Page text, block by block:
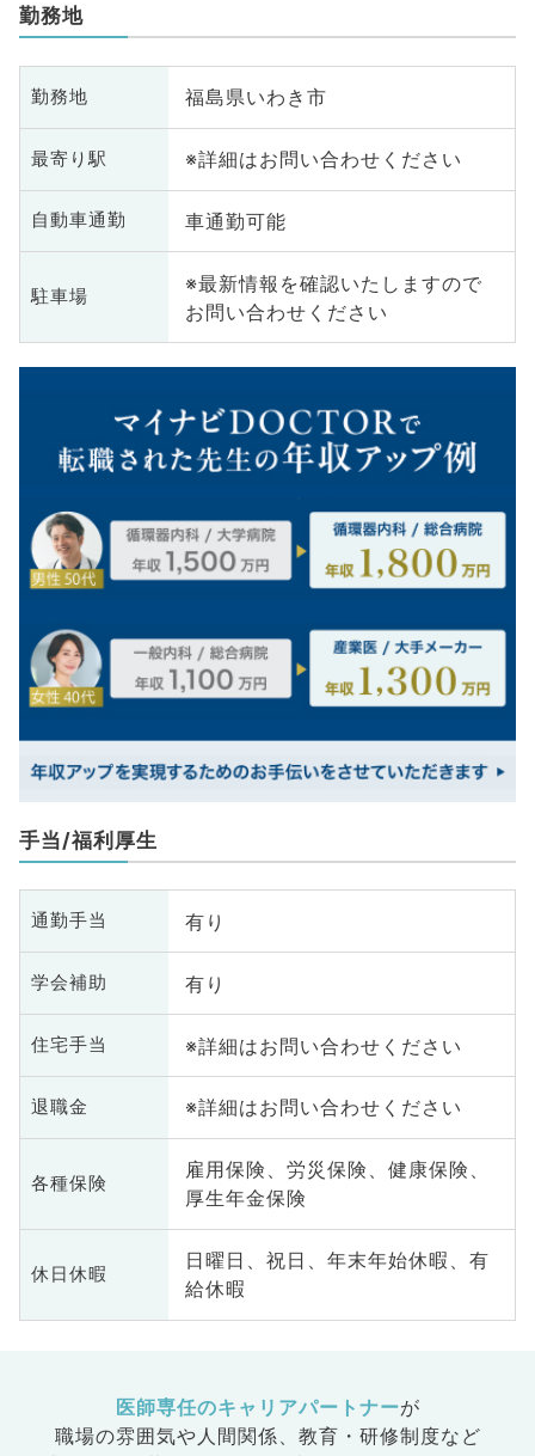
勤務地
勤務地 福島県いわき市
最寄り駅 ※詳細はお問い合わせください
自動車通勤 車通勤可能
駐車場
※最新情報を確認いたしますので
お問い合わせください
手当/福利厚生
通勤手当 有り
学会補助 有り
住宅手当 ※詳細はお問い合わせください
退職金 ※詳細はお問い合わせください
各種保険
雇用保険、労災保険、健康保険、
厚生年金保険
休日休暇
日曜日、祝日、年末年始休暇、有
給休暇
医師専任のキャリアパートナーが
職場の雰囲気や人間関係、 教育・研修制度など